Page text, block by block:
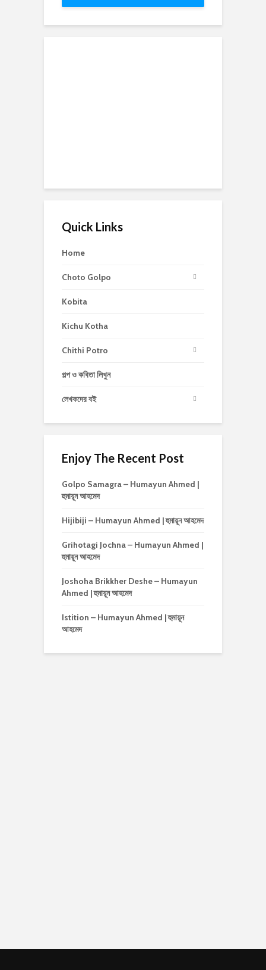
Quick Links
Home
Choto Golpo
Kobita
Kichu Kotha
Chithi Potro
গল্প ও কবিতা লিখুন
লেখকদের বই
Enjoy The Recent Post
Golpo Samagra – Humayun Ahmed |
হুমায়ূন আহমেদ
Hijibiji – Humayun Ahmed | হুমায়ূন আহমেদ
Grihotagi Jochna – Humayun Ahmed |
হুমায়ূন আহমেদ
Joshoha Brikkher Deshe – Humayun
Ahmed | হুমায়ূন আহমেদ
Istition – Humayun Ahmed | হুমায়ূন
আহমেদ